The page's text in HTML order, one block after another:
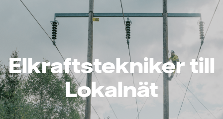
Elkraftstekniker till
Lokalnät